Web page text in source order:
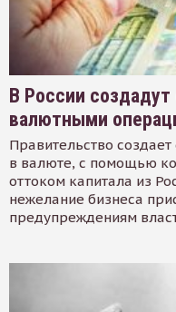
В России создадут
валютными
Правительство
в валюте, с помощью
оттоком капитала из
нежелание бизнеса
предупреждениям